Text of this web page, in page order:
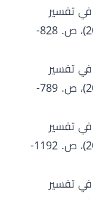
في تفسير
الأحلام (وكالة الصحافة العربية، 2017)، ص. 828-
في تفسير
الأحلام (وكالة الصحافة العربية، 2017)، ص. 789-
في تفسير
الأحلام (وكالة الصحافة العربية، 2017)، ص. 1192-
في تفسير